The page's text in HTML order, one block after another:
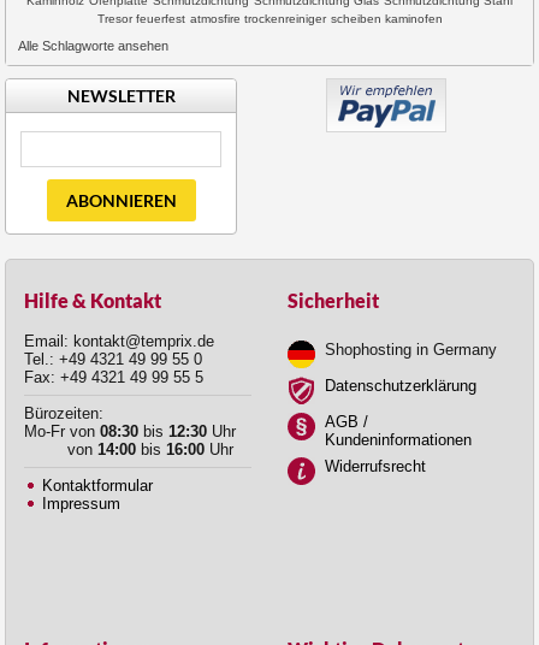
Tresor feuerfest atmosfire trockenreiniger scheiben kaminofen
Alle Schlagworte ansehen
NEWSLETTER
ABONNIEREN
Hilfe & Kontakt
Email: kontakt@temprix.de
Tel.: +49 4321 49 99 55 0
Fax: +49 4321 49 99 55 5
Bürozeiten:
Mo-Fr von 08:30 bis 12:30 Uhr
von 14:00 bis 16:00 Uhr
Kontaktformular
Impressum
Sicherheit
Shophosting in Germany
Datenschutzerklärung
AGB /
Kundeninformationen
Widerrufsrecht